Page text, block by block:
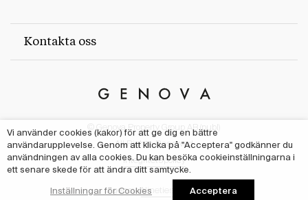
Kontakta oss
Genova
Group
© Genova Property Group AB (publ)
All Rights Reserved
Integritetspolicy
Agency:Nineties Studio
Vi använder cookies (kakor) för att ge dig en bättre
användarupplevelse. Genom att klicka på "Acceptera" godkänner du
användningen av alla cookies. Du kan besöka cookieinställningarna i
ett senare skede för att ändra ditt samtycke.
Inställningar för Cookies Acceptera